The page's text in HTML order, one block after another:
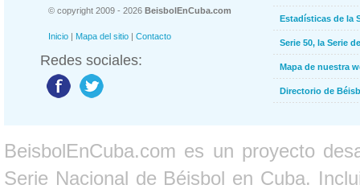
© copyright 2009 - 2026 BeisbolEnCuba.com
Inicio | Mapa del sitio | Contacto
Redes sociales:
Estadísticas de la
Serie 50, la Serie
Mapa de nuestra
Directorio de
BeisbolEnCuba.com es un proyecto
Serie Nacional de Béisbol en Cuba.